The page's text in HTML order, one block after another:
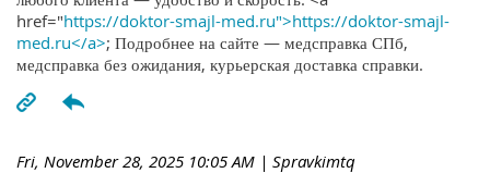
href="https://doktor-smajl-med.ru">https://doktor-smajl-
med.ru</a>; Подробнее на сайте — медсправка СПб,
медсправка без ожидания, курьерская доставка справки.
Fri, November 28, 2025 10:05 AM | Spravkimtq